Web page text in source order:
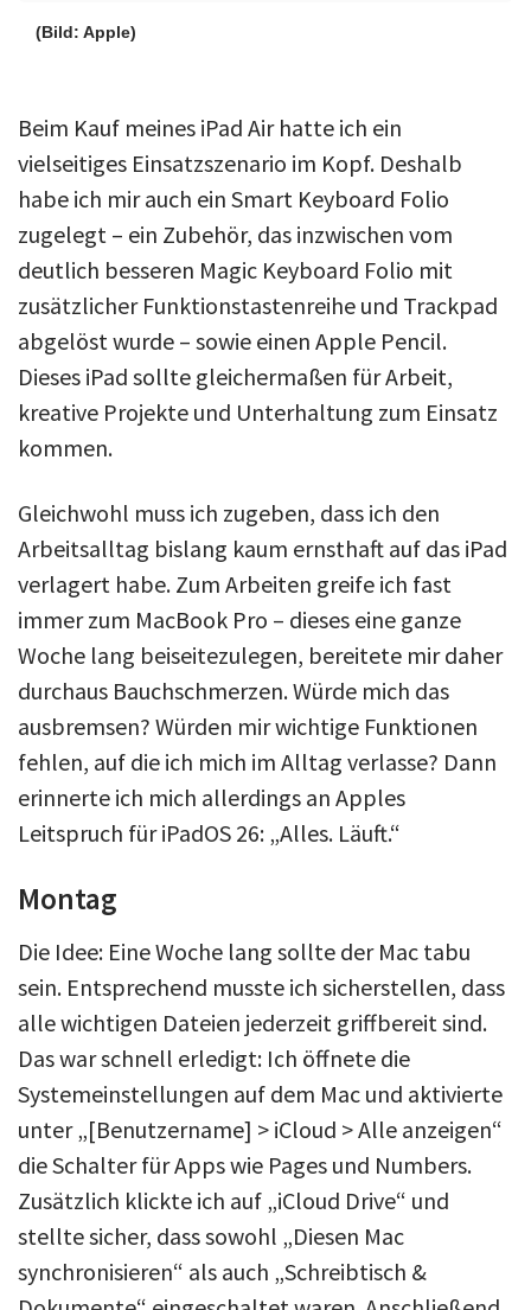
(Bild: Apple)
Beim Kauf meines iPad Air hatte ich ein
vielseitiges Einsatzszenario im Kopf. Deshalb
habe ich mir auch ein Smart Keyboard Folio
zugelegt – ein Zubehör, das inzwischen vom
deutlich besseren Magic Keyboard Folio mit
zusätzlicher Funktionstastenreihe und Trackpad
abgelöst wurde – sowie einen Apple Pencil.
Dieses iPad sollte gleichermaßen für Arbeit,
kreative Projekte und Unterhaltung zum Einsatz
kommen.
Gleichwohl muss ich zugeben, dass ich den
Arbeitsalltag bislang kaum ernsthaft auf das iPad
verlagert habe. Zum Arbeiten greife ich fast
immer zum MacBook Pro – dieses eine ganze
Woche lang beiseitezulegen, bereitete mir daher
durchaus Bauchschmerzen. Würde mich das
ausbremsen? Würden mir wichtige Funktionen
fehlen, auf die ich mich im Alltag verlasse? Dann
erinnerte ich mich allerdings an Apples
Leitspruch für iPadOS 26: „Alles. Läuft.“
Montag
Die Idee: Eine Woche lang sollte der Mac tabu
sein. Entsprechend musste ich sicherstellen, dass
alle wichtigen Dateien jederzeit griffbereit sind.
Das war schnell erledigt: Ich öffnete die
Systemeinstellungen auf dem Mac und aktivierte
unter „[Benutzername] > iCloud > Alle anzeigen“
die Schalter für Apps wie Pages und Numbers.
Zusätzlich klickte ich auf „iCloud Drive“ und
stellte sicher, dass sowohl „Diesen Mac
synchronisieren“ als auch „Schreibtisch &